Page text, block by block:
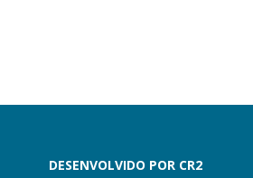
DESENVOLVIDO POR CR2